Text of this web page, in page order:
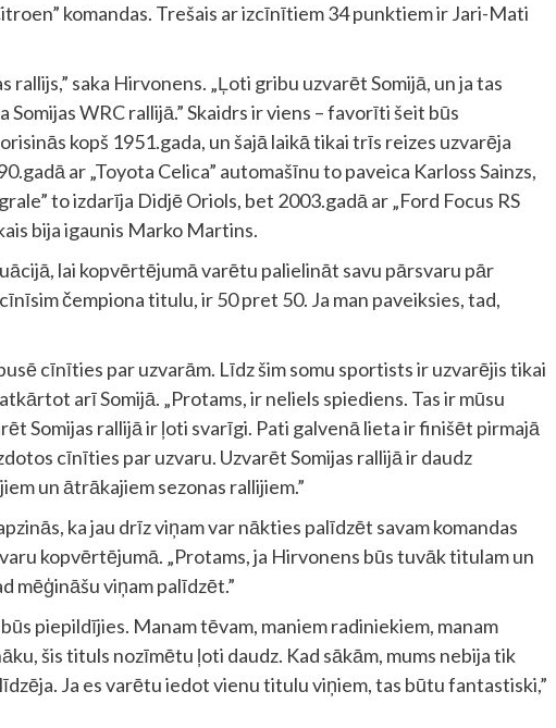
komandas. Trešais ar izcīnītiem 34 punktiem ir Jari-Mati
rallijs,” saka Hirvonens. „Ļoti gribu uzvarēt Somijā, un ja tas
Somijas WRC rallijā.” Skaidrs ir viens – favorīti šeit būs
kopš 1951.gada, un šajā laikā tikai trīs reizes uzvarēja
ar „Toyota Celica” automašīnu to paveica Karloss Sainzs,
to izdarīja Didjē Oriols, bet 2003.gadā ar „Ford Focus RS
bija igaunis Marko Martins.
lai kopvērtējumā varētu palielināt savu pārsvaru pār
čempiona titulu, ir 50 pret 50. Ja man paveiksies, tad,
cīnīties par uzvarām. Līdz šim somu sportists ir uzvarējis tikai
arī Somijā. „Protams, ir neliels spiediens. Tas ir mūsu
Somijas rallijā ir ļoti svarīgi. Pati galvenā lieta ir finišēt pirmajā
cīnīties par uzvaru. Uzvarēt Somijas rallijā ir daudz
un ātrākajiem sezonas rallijiem.”
ka jau drīz viņam var nākties palīdzēt savam komandas
kopvērtējumā. „Protams, ja Hirvonens būs tuvāk titulam un
mēģināšu viņam palīdzēt.”
piepildījies. Manam tēvam, maniem radiniekiem, manam
šis tituls nozīmētu ļoti daudz. Kad sākām, mums nebija tik
Ja es varētu iedot vienu titulu viņiem, tas būtu fantastiski,”